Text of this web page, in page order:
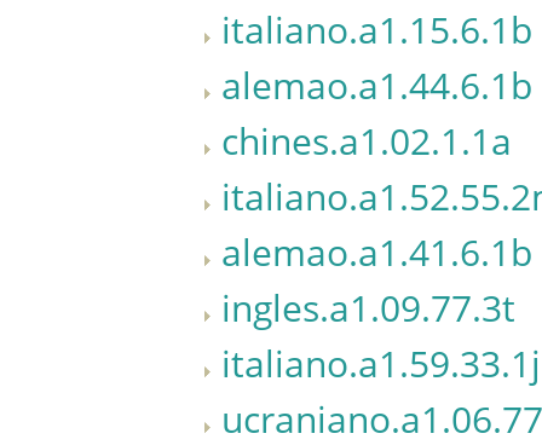
italiano.a1.15.6.1b
alemao.a1.44.6.1b
chines.a1.02.1.1a
alemao.a1.41.6.1b
ingles.a1.09.77.3t
italiano.a1.59.33.1j